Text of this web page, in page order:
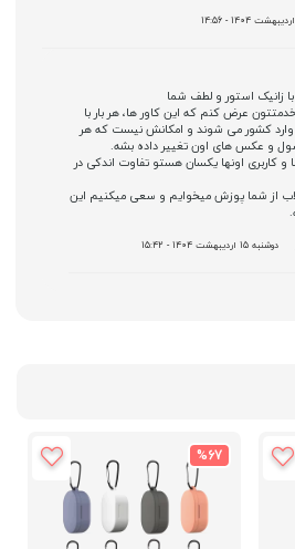
زانیک استور و لطف شما
خدمتتون عرض کنم که این کاور ها، هر بار با
کشور می شوند و امکانش نیست که هر
و عکس های اون تغییر داده بشه.
اونها یکسان هستو تفاوت اندکی در
از شما پوزش میخوایم و سعی میکنیم این
دوشنبه 15 اردیبهشت 1404 - 15:42
%67